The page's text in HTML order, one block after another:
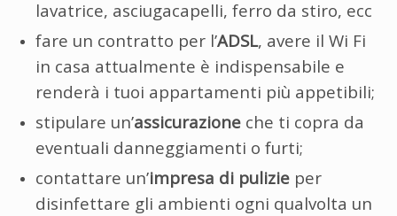
lavatrice, asciugacapelli, ferro da stiro, ecc
fare un contratto per l’ADSL, avere il Wi Fi
in casa attualmente è indispensabile e
renderà i tuoi appartamenti più appetibili;
stipulare un’assicurazione che ti copra da
eventuali danneggiamenti o furti;
contattare un’impresa di pulizie per
disinfettare gli ambienti ogni qualvolta un